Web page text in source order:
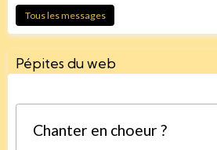
Tous les messages
Pépites du web
Chanter en choeur ?